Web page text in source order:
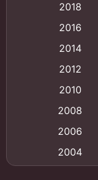
Animation แอนิเม
(9)
Big tits (นมใหญ่)
Bitch (ผู้หญิงร่าน)
2018
2016
2014
2012
2010
2008
2006
2004